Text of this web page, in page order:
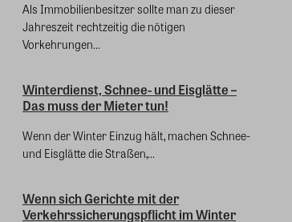
Als Immobilienbesitzer sollte man zu dieser
Jahreszeit rechtzeitig die nötigen
Vorkehrungen...
Winterdienst, Schnee- und Eisglätte –
Das muss der Mieter tun!
Wenn der Winter Einzug hält, machen Schnee-
und Eisglätte die Straßen,...
Wenn sich Gerichte mit der
Verkehrssicherungspflicht im Winter